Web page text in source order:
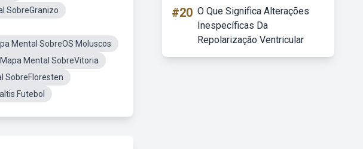
SobreGranizo
Mental SobreOS Moluscos
Mapa Mental SobreVitoria
SobreFloresten
Futebol
#20 O Que Significa Alterações
Inespecíficas Da
Repolarização Ventricular